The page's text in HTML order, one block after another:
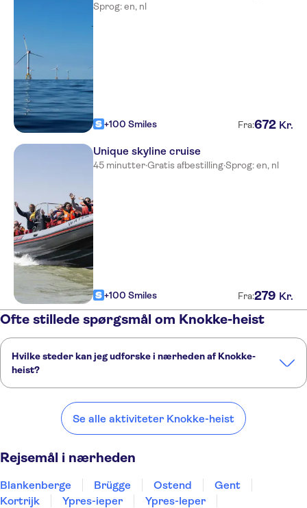
Sprog: en, nl
+100 Smiles Fra:672 Kr.
Unique skyline cruise
45 minutter·Gratis afbestilling·Sprog: en, nl
+100 Smiles Fra:279 Kr.
Ofte stillede spørgsmål om Knokke-heist
Hvilke steder kan jeg udforske i nærheden af Knokke-
heist?
Knokke-heist:
Blankenberge
Se alle aktiviteter Knokke-heist
Rejsemål i nærheden
Blankenberge Brügge Ostend
Gent
Kortrijk
Ypres-ieper
Ypres-Ieper